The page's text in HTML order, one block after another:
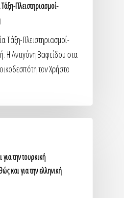
Πλειστηριασμοί-
Τάξη-Πλειστηριασμοί-
Η Αντιγόνη Βαφείδου στα
τον Χρήστο
την τουρκική
και για την ελληνική